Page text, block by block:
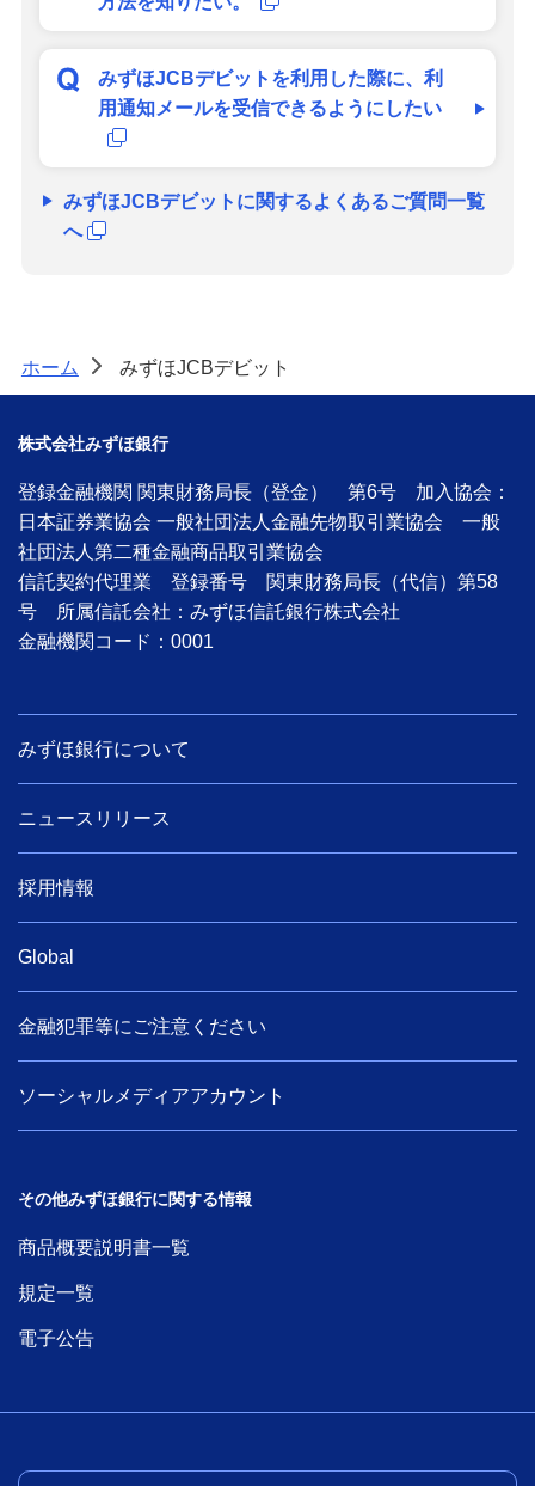
みずほJCBデビットを利用した際に、利
用通知メールを受信できるようにしたい
みずほJCBデビットに関するよくあるご質問一覧
へ
ホーム > みずほJCBデビット
株式会社みずほ銀行
登録金融機関 関東財務局長（登金） 第6号 加入協会：
日本証券業協会 一般社団法人金融先物取引業協会 一般
社団法人第二種金融商品取引業協会
信託契約代理業 登録番号 関東財務局長（代信）第58
号 所属信託会社：みずほ信託銀行株式会社
金融機関コード：0001
みずほ銀行について
ニュースリリース
採用情報
Global
金融犯罪等にご注意ください
ソーシャルメディアアカウント
その他みずほ銀行に関する情報
商品概要説明書一覧
規定一覧
電子公告